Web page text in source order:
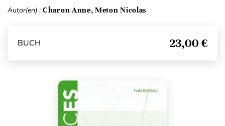
Autor(en) : Charon Anne, Meton Nicolas
BUCH 23,00 €